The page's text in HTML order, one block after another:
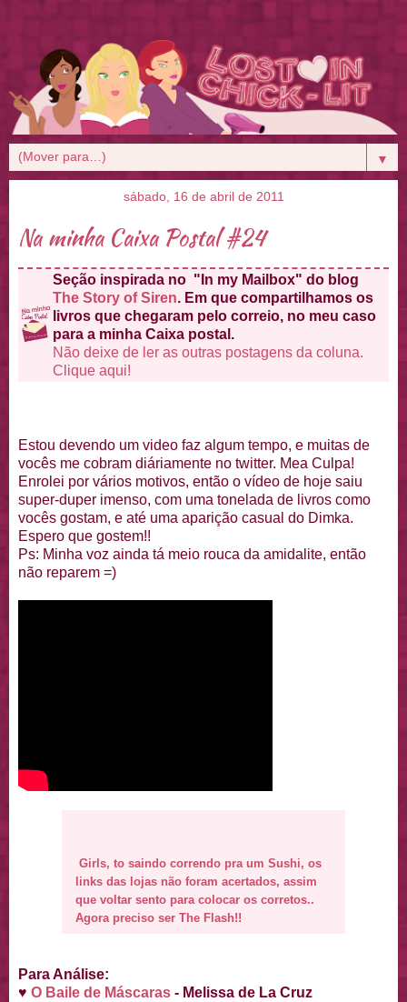
▼
sábado, 16 de abril de 2011
Na minha Caixa Postal #24
Seção inspirada no "In my Mailbox" do blog
The Story of Siren. Em que compartilhamos os
livros que chegaram pelo correio, no meu caso
para a minha Caixa postal.
Não deixe de ler as outras postagens da coluna.
Clique aqui!
Estou devendo um video faz algum tempo, e muitas de
vocês me cobram diáriamente no twitter. Mea Culpa!
Enrolei por vários motivos, então o vídeo de hoje saiu
super-duper imenso, com uma tonelada de livros como
vocês gostam, e até uma aparição casual do Dimka.
Espero que gostem!!
Ps: Minha voz ainda tá meio rouca da amidalite, então
não reparem =)
Girls, to saindo correndo pra um Sushi, os
links das lojas não foram acertados, assim
que voltar sento para colocar os corretos..
Agora preciso ser The Flash!!
Para Análise:
♥ O Baile de Máscaras - Melissa de La Cruz